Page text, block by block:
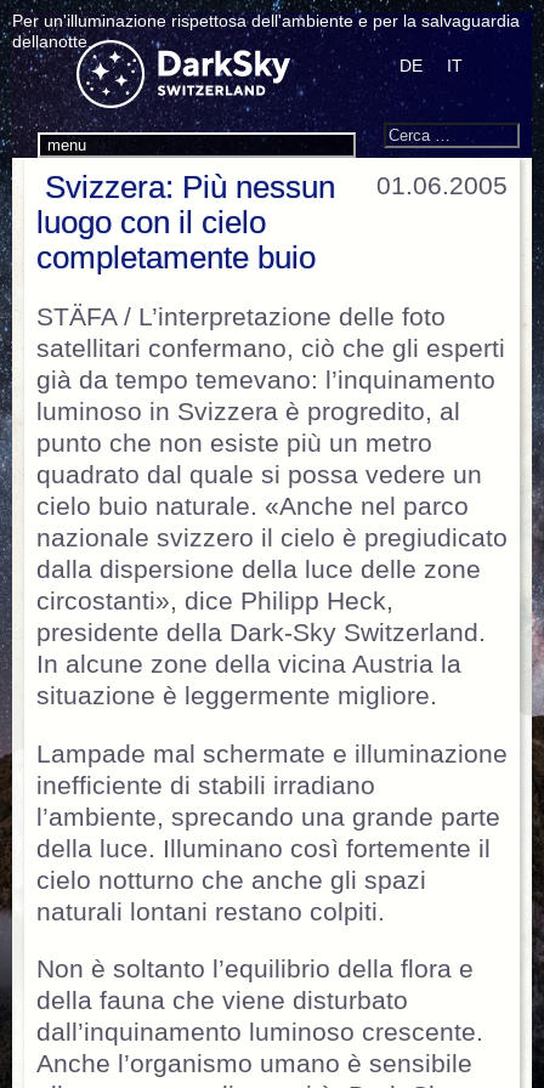
Per un'illuminazione rispettosa dell'ambiente e per la salvaguardia
dellanotte.
menu
DE IT
Search
Cerca:
01.06.2005
Svizzera: Più nessun
luogo con il cielo
completamente buio
STÄFA / L’interpretazione delle foto
satellitari confermano, ciò che gli esperti
già da tempo temevano: l’inquinamento
luminoso in Svizzera è progredito, al
punto che non esiste più un metro
quadrato dal quale si possa vedere un
cielo buio naturale. «Anche nel parco
nazionale svizzero il cielo è pregiudicato
dalla dispersione della luce delle zone
circostanti», dice Philipp Heck,
presidente della Dark-Sky Switzerland.
In alcune zone della vicina Austria la
situazione è leggermente migliore.
Lampade mal schermate e illuminazione
inefficiente di stabili irradiano
l’ambiente, sprecando una grande parte
della luce. Illuminano così fortemente il
cielo notturno che anche gli spazi
naturali lontani restano colpiti.
Non è soltanto l’equilibrio della flora e
della fauna che viene disturbato
dall’inquinamento luminoso crescente.
Anche l’organismo umano è sensibile